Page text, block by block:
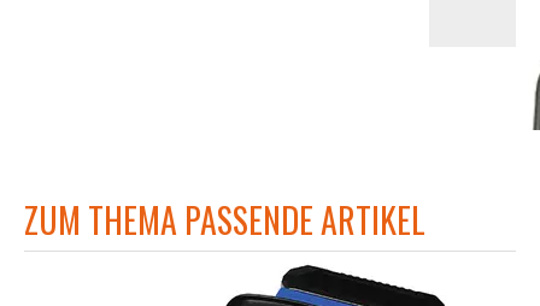
ZUM THEMA PASSENDE ARTIKEL